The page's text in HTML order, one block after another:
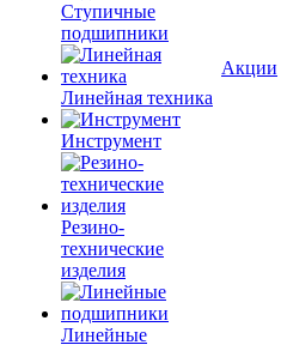
Ступичные
подшипники
Линейная техника
Инструмент
Резино-
технические
изделия
Линейные
Акции